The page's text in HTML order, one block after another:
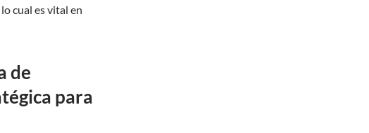
cual es vital en
de
para